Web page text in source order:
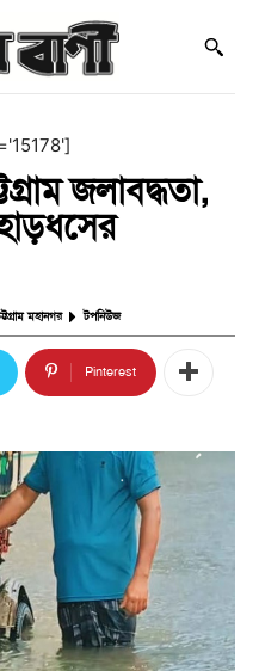
জলাবদ্ধতা,
মহানগর টপনিউজ
Pinterest